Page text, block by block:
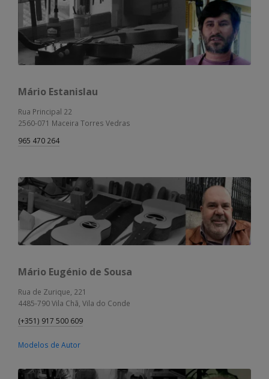
Mário Estanislau
Rua Principal 22
2560-071 Maceira Torres Vedras
965 470 264
Mário Eugénio de Sousa
Rua de Zurique, 221
4485-790 Vila Chã, Vila do Conde
(+351) 917 500 609
Modelos de Autor